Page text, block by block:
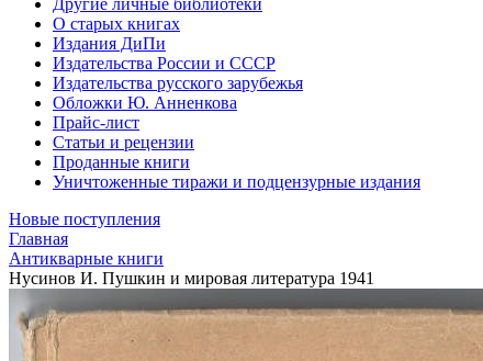
Другие личные библиотеки
О старых книгах
Издания ДиПи
Издательства России и СССР
Издательства русского зарубежья
Обложки Ю. Анненкова
Прайс-лист
Статьи и рецензии
Проданные книги
Уничтоженные тиражи и подцензурные издания
Новые поступления
Главная
Антикварные книги
Нусинов И. Пушкин и мировая литература 1941